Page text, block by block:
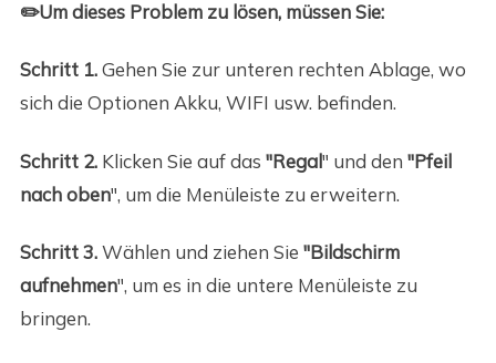
✏️Um dieses Problem zu lösen, müssen Sie:
Schritt 1.Gehen Sie zur unteren rechten Ablage, wo
sich die Optionen Akku, WIFI usw. befinden.
Schritt 2.Klicken Sie auf das "Regal" und den "Pfeil
nach oben", um die Menüleiste zu erweitern.
Schritt 3.Wählen und ziehen Sie "Bildschirm
aufnehmen", um es in die untere Menüleiste zu
bringen.